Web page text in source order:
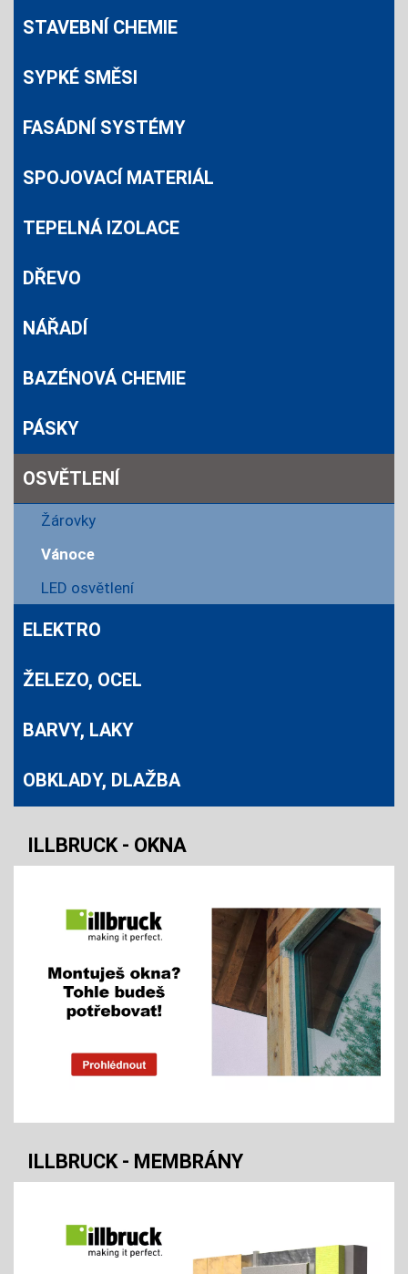
STAVEBNÍ CHEMIE
SYPKÉ SMĚSI
FASÁDNÍ SYSTÉMY
SPOJOVACÍ MATERIÁL
TEPELNÁ IZOLACE
DŘEVO
NÁŘADÍ
BAZÉNOVÁ CHEMIE
PÁSKY
OSVĚTLENÍ
Žárovky
Vánoce
LED osvětlení
ELEKTRO
ŽELEZO, OCEL
BARVY, LAKY
OBKLADY, DLAŽBA
ILLBRUCK - OKNA
ILLBRUCK - MEMBRÁNY